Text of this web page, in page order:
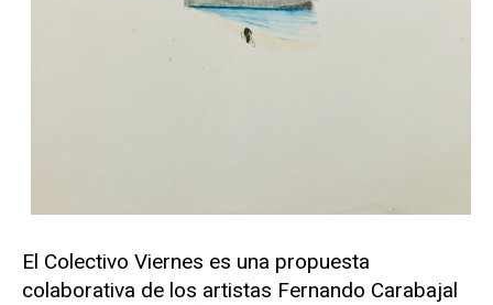
El Colectivo Viernes es una propuesta
colaborativa de los artistas Fernando Carabajal